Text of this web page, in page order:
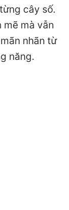
cây số.
mẽ mà vẫn
nhãn từ
năng.